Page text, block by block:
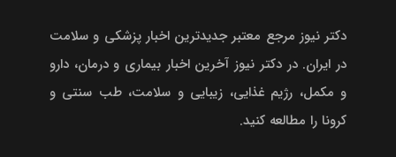
دکتر نیوز مرجع معتبر جدیدترین اخبار پزشکی و سلامت
در ایران. در دکتر نیوز آخرین اخبار بیماری و درمان، دارو
و مکمل، رژیم غذایی، زیبایی و سلامت، طب سنتی و
کرونا را مطالعه کنید.